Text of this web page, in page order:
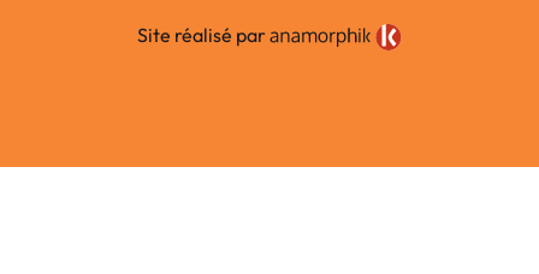
Site réalisé par